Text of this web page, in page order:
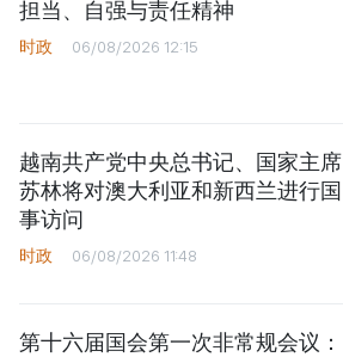
担当、自强与责任精神
时政 06/08/2026 12:15
越南共产党中央总书记、国家主席
苏林将对澳大利亚和新西兰进行国
事访问
时政 06/08/2026 11:48
第十六届国会第一次非常规会议：